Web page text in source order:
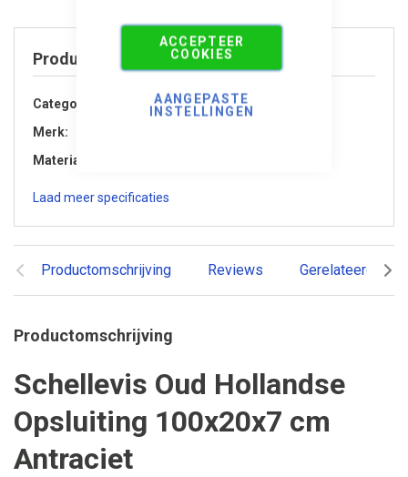
ACCEPTEER
COOKIES
AANGEPASTE
INSTELLINGEN
Productomschrijving Reviews Gerelateerde
Productomschrijving
Schellevis Oud Hollandse
Opsluiting 100x20x7 cm
Antraciet
Product specificaties
Categorie
Opsluitbanden
Merk
Materiaal
Laad meer specificaties